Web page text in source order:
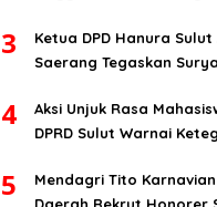
Keadilan Sosial
3
Ketua DPD Hanura
Saerang Tegaskan
Bendahara Periode
4
Aksi Unjuk Rasa
DPRD Sulut Warnai
Hanya Ada Satu Kata,
5
Mendagri Tito